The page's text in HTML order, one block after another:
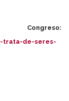
trata-de-seres-